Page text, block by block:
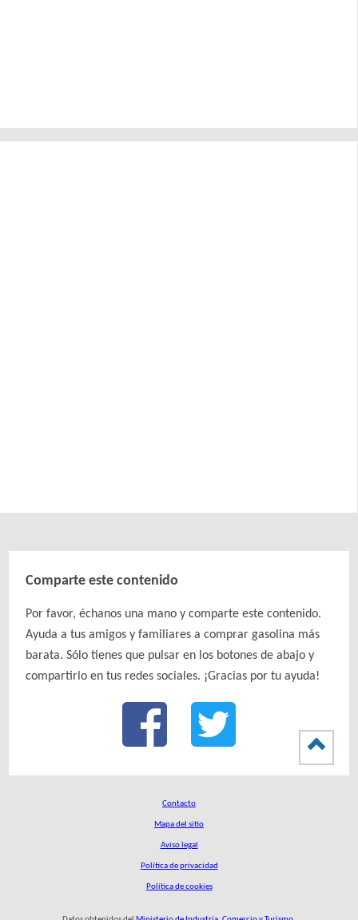
Comparte este contenido
Por favor, échanos una mano y comparte este contenido.
Ayuda a tus amigos y familiares a comprar gasolina más
barata. Sólo tienes que pulsar en los botones de abajo y
compartirlo en tus redes sociales. ¡Gracias por tu ayuda!
Contacto
Mapa del sitio
Aviso legal
Política de privacidad
Política de cookies